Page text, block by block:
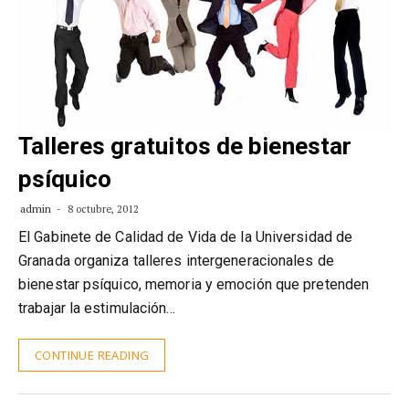
Talleres gratuitos de bienestar
psíquico
admin 8 octubre, 2012
El Gabinete de Calidad de Vida de la Universidad de
Granada organiza talleres intergeneracionales de
bienestar psíquico, memoria y emoción que pretenden
trabajar la estimulación…
CONTINUE READING